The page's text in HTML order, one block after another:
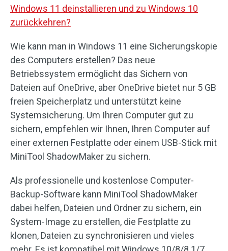
Windows 11 deinstallieren und zu Windows 10
zurückkehren?
Wie kann man in Windows 11 eine Sicherungskopie
des Computers erstellen? Das neue
Betriebssystem ermöglicht das Sichern von
Dateien auf OneDrive, aber OneDrive bietet nur 5 GB
freien Speicherplatz und unterstützt keine
Systemsicherung. Um Ihren Computer gut zu
sichern, empfehlen wir Ihnen, Ihren Computer auf
einer externen Festplatte oder einem USB-Stick mit
MiniTool ShadowMaker zu sichern.
Als professionelle und kostenlose Computer-
Backup-Software kann MiniTool ShadowMaker
dabei helfen, Dateien und Ordner zu sichern, ein
System-Image zu erstellen, die Festplatte zu
klonen, Dateien zu synchronisieren und vieles